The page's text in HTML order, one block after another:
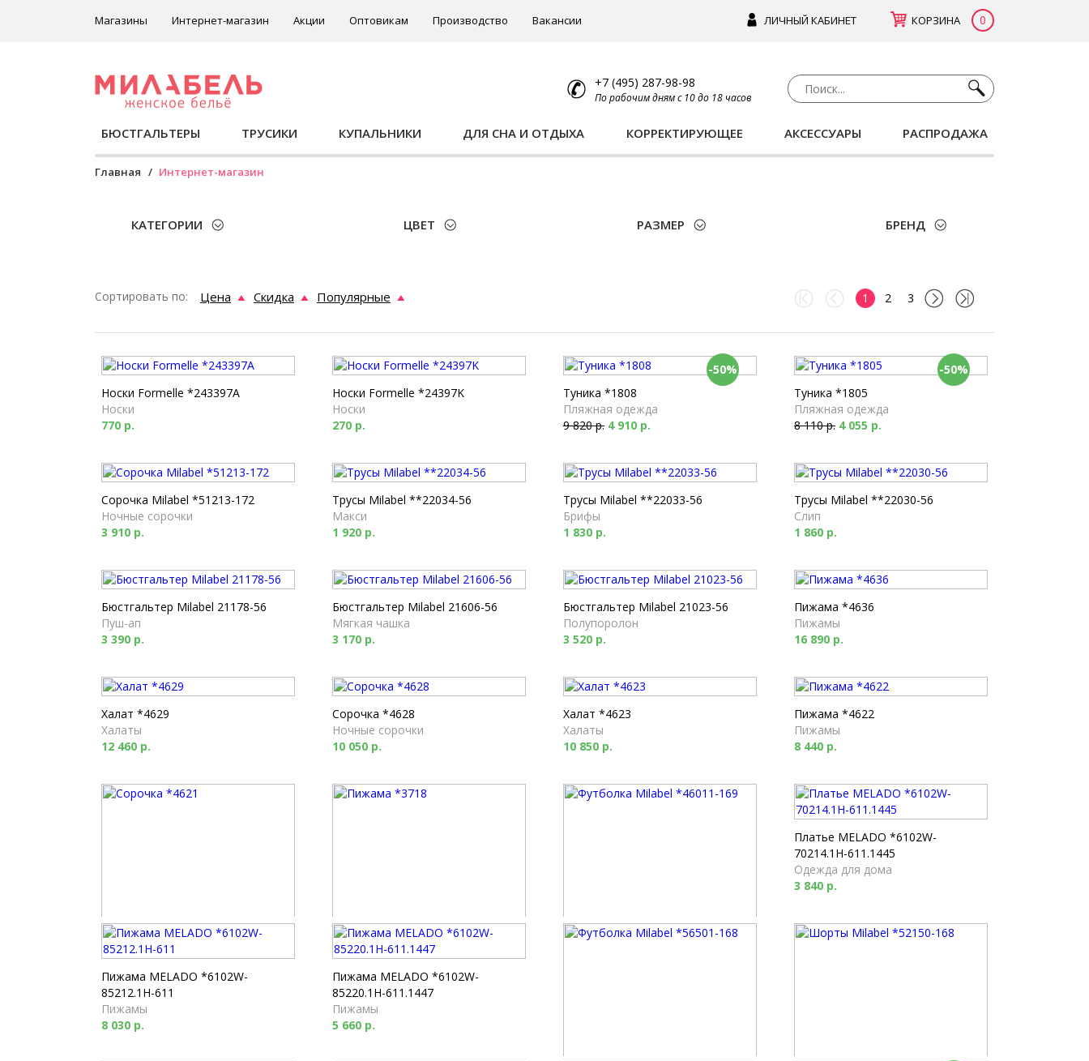
ЛИЧНЫЙ КАБИНЕТ КОРЗИНА 0
Магазины Интернет-магазин Акции Оптовикам Производство Вакансии
+7 (495) 287-98-98
По рабочим дням с 10 до 18 часов
БЮСТГАЛЬТЕРЫ ТРУСИКИ КУПАЛЬНИКИ ДЛЯ СНА И ОТДЫХА КОРРЕКТИРУЮЩЕЕ АКСЕССУАРЫ РАСПРОДАЖА
Главная Интернет-магазин
КАТЕГОРИИ ЦВЕТ РАЗМЕР БРЕНД
Сортировать по: Цена Скидка Популярные 1 2 3
Носки Formelle *243397A
Носки
770 р.
Носки Formelle *24397K
Носки
270 р.
-50%
Туника *1808
Пляжная одежда
9 820 р. 4 910 р.
-50%
Туника *1805
Пляжная одежда
8 110 р. 4 055 р.
Сорочка Milabel *51213-172
Ночные сорочки
3 910 р.
Трусы Milabel **22034-56
Макси
1 920 р.
Трусы Milabel **22033-56
Брифы
1 830 р.
Трусы Milabel **22030-56
Слип
1 860 р.
Бюстгальтер Milabel 21178-56
Пуш-ап
3 390 р.
Бюстгальтер Milabel 21606-56
Мягкая чашка
3 170 р.
Бюстгальтер Milabel 21023-56
Полупоролон
3 520 р.
Пижама *4636
Пижамы
16 890 р.
Халат *4629
Халаты
12 460 р.
Сорочка *4628
Ночные сорочки
10 050 р.
Халат *4623
Халаты
10 850 р.
Пижама *4622
Пижамы
8 440 р.
Сорочка *4621
Ночные сорочки
8 440 р.
Пижама *3718
Пижамы
16 930 р.
Футболка Milabel *46011-169
Платье MELADO *6102W-
70214.1H-611.1445
Одежда для дома
3 840 р.
Пижама MELADO *6102W-
85212.1H-611
Пижамы
8 030 р.
Пижама MELADO *6102W-
85220.1H-611.1447
Пижамы
5 660 р.